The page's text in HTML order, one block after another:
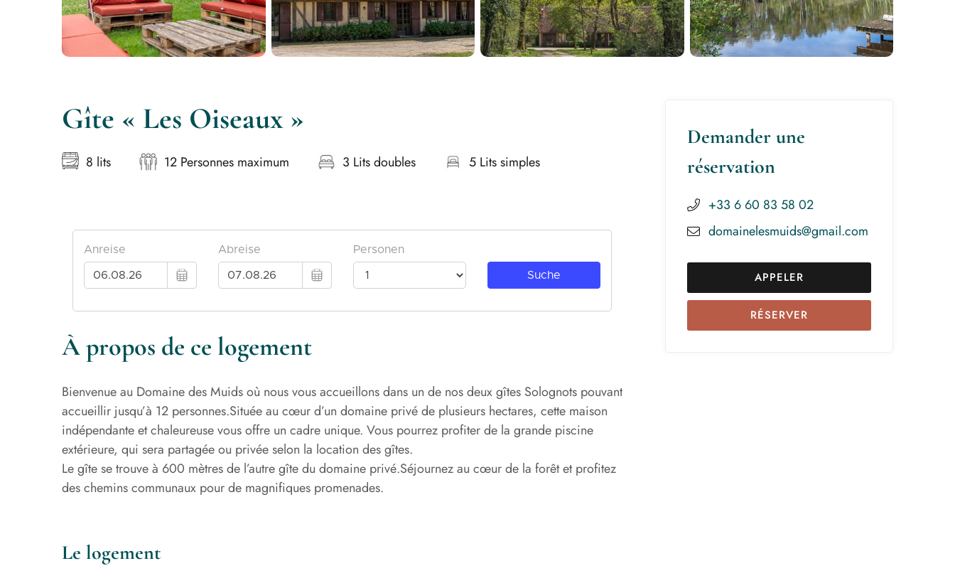
Gîte « Les Oiseaux »
8 lits 12 Personnes maximum 3 Lits doubles 5 Lits simples
À propos de ce logement
Bienvenue au Domaine des Muids où nous vous accueillons dans un de nos deux gîtes Solognots pouvant
accueillir jusqu’à 12 personnes.Située au cœur d’un domaine privé de plusieurs hectares, cette maison
indépendante et chaleureuse vous offre un cadre unique. Vous pourrez profiter de la grande piscine
extérieure, qui sera partagée ou privée selon la location des gîtes.
Le gîte se trouve à 600 mètres de l’autre gîte du domaine privé.Séjournez au cœur de la forêt et profitez
des chemins communaux pour de magnifiques promenades.
Le logement
Demander une
réservation
+33 6 60 83 58 02
domainelesmuids@gmail.com
APPELER
RÉSERVER